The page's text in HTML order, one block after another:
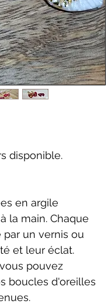
disponible.
en argile
la main. Chaque
un vernis ou
et leur éclat.
pouvez
boucles d'oreilles